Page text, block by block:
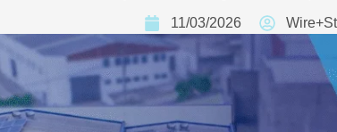
11/03/2026